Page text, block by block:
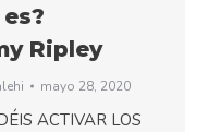
Ripley
mayo 28, 2020
ACTIVAR LOS